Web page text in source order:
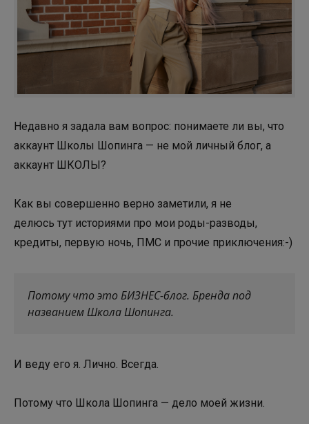
Недавно я задала вам вопрос: понимаете ли вы, что
аккаунт Школы Шопинга — не мой личный блог, а
аккаунт ШКОЛЫ?
Как вы совершенно верно заметили, я не
делюсь тут историями про мои роды-разводы,
кредиты, первую ночь, ПМС и прочие приключения:-)
Потому что это БИЗНЕС-блог. Бренда под
названием Школа Шопинга.
И веду его я. Лично. Всегда.
Потому что Школа Шопинга — дело моей жизни.